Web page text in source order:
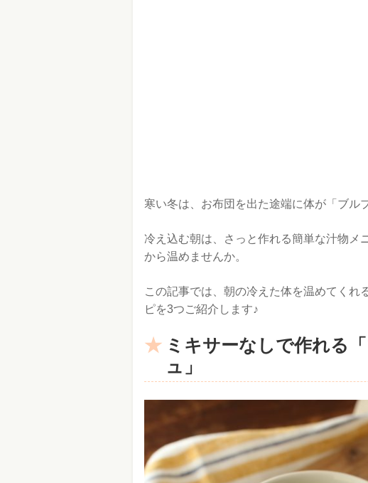
寒い冬は、お布団を出た途端に体が「ブル
冷え込む朝は、さっと作れる簡単な汁物メ
から温めませんか。
この記事では、朝の冷えた体を温めてくれ
ピを3つご紹介します♪
ミキサーなしで作れる
ュ」